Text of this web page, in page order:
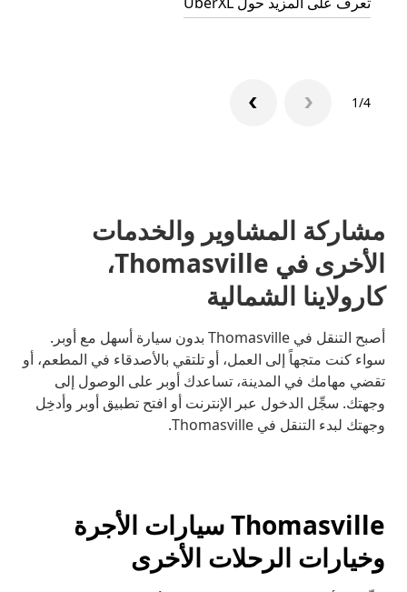
1/4
مشاركة المشاوير والخدمات
الأخرى في Thomasville،
كارولاينا الشمالية
أصبح التنقل في Thomasville بدون سيارة أسهل مع أوبر.
سواء كنت متجهاً إلى العمل، أو تلتقي بالأصدقاء في المطعم، أو
تقضي مهامك في المدينة، تساعدك أوبر على الوصول إلى
وجهتك. سجِّل الدخول عبر الإنترنت أو افتح تطبيق أوبر وأدخِل
وجهتك لبدء التنقل في Thomasville.
Thomasville سيارات الأجرة
وخيارات الرحلات الأخرى